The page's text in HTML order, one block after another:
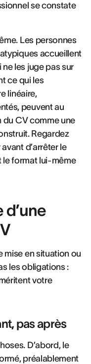
se constate
Les personnes
accueillent
les juge pas sur
ce qui les
linéaire,
peuvent au
CV comme une
Regardez
d’arrêter le
le format lui-même
mise en situation ou
les obligations :
votre
pas après
D’abord, le
préalablement